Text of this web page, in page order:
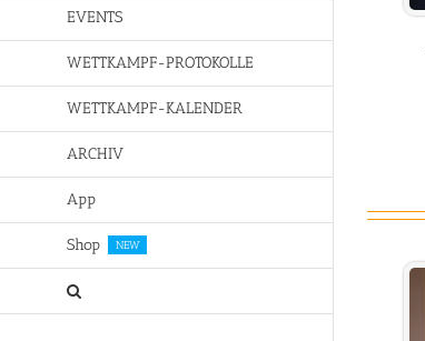
EVENTS
WETTKAMPF-PROTOKOLLE
WETTKAMPF-KALENDER
ARCHIV
App
Shop NEW